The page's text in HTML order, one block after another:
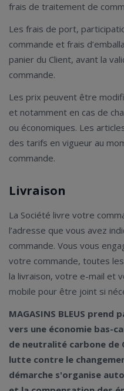
frais de traitement de
Les frais de port,
commande et frais
panier du Client, avant la
commande.
Les prix peuvent être
et notamment en cas de
ou économiques. Les
des tarifs en vigueur au
commande.
Livraison
La Société livre votre
l’adresse que vous avez
commande. Vous vous
votre commande, toutes
la livraison, votre e-mail et
mobile pour être joint si
MAGASINS BLEUS
vers une économie bas-
de neutralité carbone de
lutte contre le
démarche s'organise